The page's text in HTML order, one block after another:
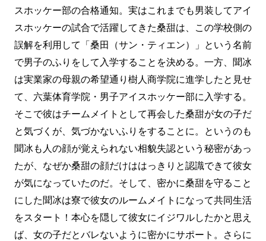
スホッケー部の合格通知。実はこれまでも男装してアイ
スホッケーの試合で活躍してきた桑甜は、この学校側の
誤解を利用して「桑田（サン・ティエン）」という名前
で男子のふりをして入学することを決める。一方、聞冰
は実業家の母親の希望通り樹人商学院に進学したと見せ
て、六葉体育学院・男子アイスホッケー部に入学する。
そこで彼はチームメイトとして再会した桑甜が女の子だ
と気づくが、気づかないふりをすることに。というのも
聞冰も人の顔が覚えられない相貌失認という秘密があっ
たが、なぜか桑甜の顔だけははっきりと認識できて彼女
が気になっていたのだ。そして、密かに桑甜を守ること
にした聞冰は寮で彼女のルームメイトになって共同生活
をスタート！本心を隠して彼女にイジワルしたかと思え
ば、女の子だとバレないように密かにサポート。さらに